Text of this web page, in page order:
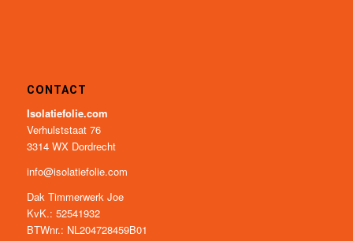
CONTACT
Isolatiefolie.com
Verhulststaat 76
3314 WX Dordrecht
info@isolatiefolie.com
Dak Timmerwerk Joe
KvK.: 52541932
BTWnr.: NL204728459B01